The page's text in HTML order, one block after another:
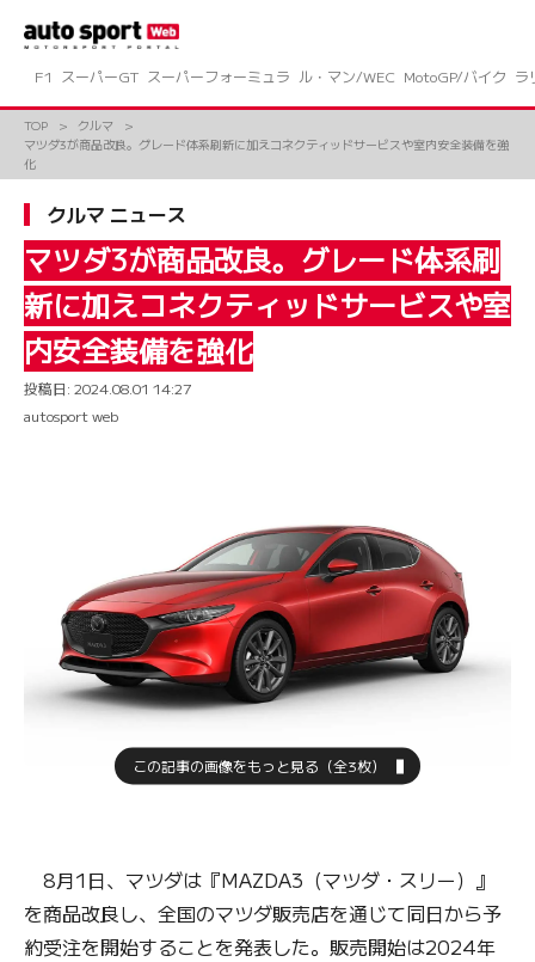
ツ
F1 スーパーGT スーパーフォーミュラ ル・マン/WEC MotoGP/バイク ラ
TOP
クルマ
マツダ3が商品改良。グレード体系刷新に加えコネクティッドサービスや室内安全装備を強
化
クルマ ニュース
マツダ3が商品改良。グレード体系刷
新に加えコネクティッドサービスや室
内安全装備を強化
投稿日: 2024.08.01 14:27
autosport web
この記事の画像をもっと見る（全3枚）
8月1日、マツダは『MAZDA3（マツダ・スリー）』
を商品改良し、全国のマツダ販売店を通じて同日から予
約受注を開始することを発表した。販売開始は2024年